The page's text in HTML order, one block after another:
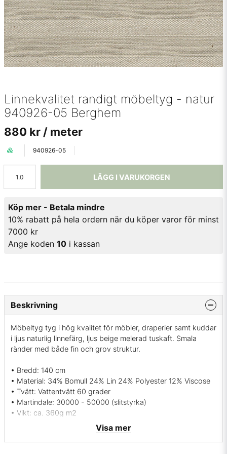
Linnekvalitet randigt möbeltyg - natur
940926-05 Berghem
880 kr / meter
940926-05
LÄGG I VARUKORGEN
Köp mer - Betala mindre
10% rabatt på hela ordern när du köper varor för minst
7000 kr
Ange koden 10 i kassan
Beskrivning
Möbeltyg tyg i hög kvalitet för möbler, draperier samt kuddar
i ljus naturlig linnefärg, ljus beige melerad tuskaft. Smala
ränder med både fin och grov struktur.
• Bredd: 140 cm
• Material: 34% Bomull 24% Lin 24% Polyester 12% Viscose
• Tvätt: Vattentvätt 60 grader
• Martindale: 30000 - 50000 (slitstyrka)
• Vikt: ca. 360g m2
• Färg: Linnefärg i varm beige ton
• Leverantör: Berghems väveri Sverige
Visa mer